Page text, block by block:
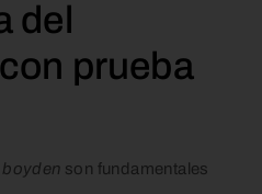
del
prueba
son fundamentales